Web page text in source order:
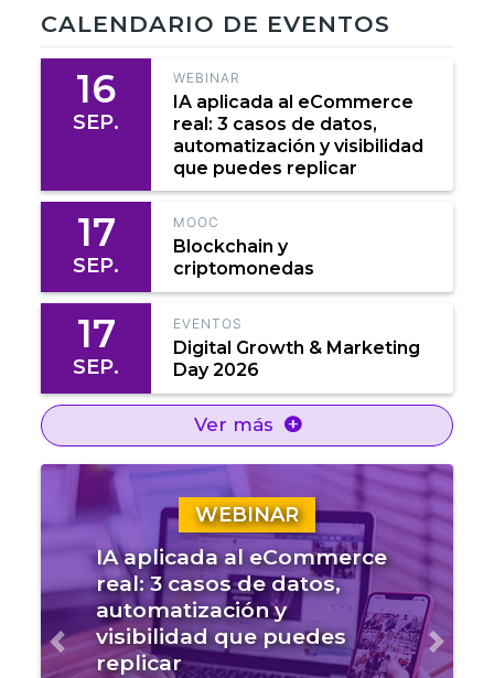
CALENDARIO DE EVENTOS
16
SEP.
WEBINAR
IA aplicada al eCommerce
real: 3 casos de datos,
automatización y visibilidad
que puedes replicar
17
SEP.
MOOC
Blockchain y
criptomonedas
17
SEP.
EVENTOS
Digital Growth & Marketing
Day 2026
Ver más
WEBINAR
IA aplicada al eCommerce
real: 3 casos de datos,
automatización y
visibilidad que puedes
replicar
Anterior